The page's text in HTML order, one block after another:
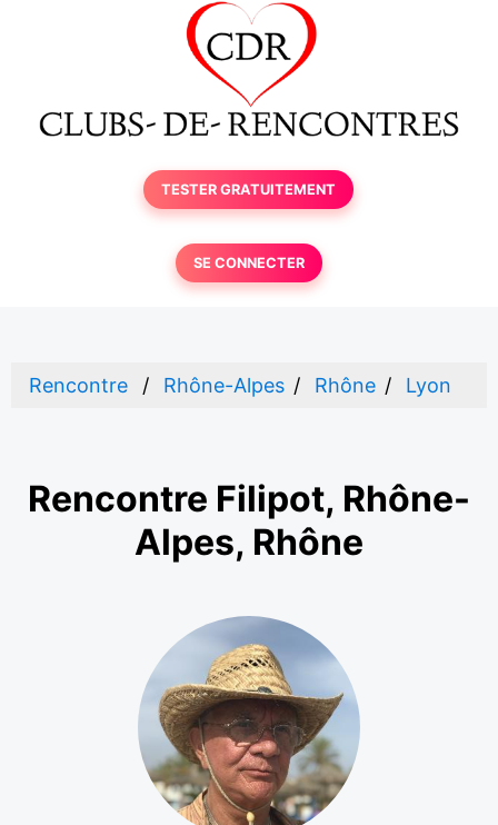
TESTER GRATUITEMENT
SE CONNECTER
Rencontre Rhône-Alpes Rhône Lyon
Rencontre Filipot, Rhône-
Alpes, Rhône